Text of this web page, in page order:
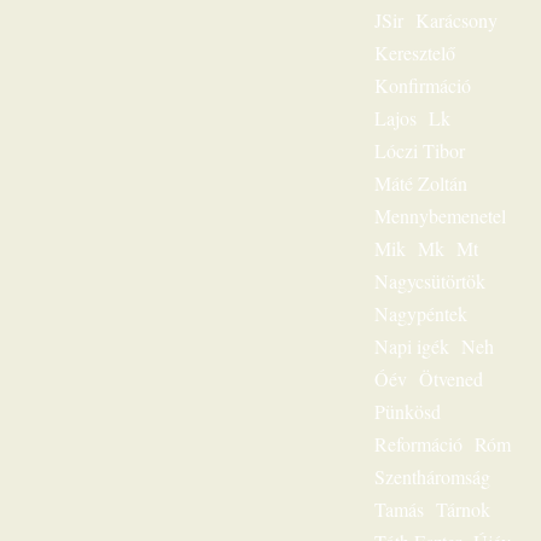
JSir Karácsony
Keresztelő
Konfirmáció
Lajos Lk
Lóczi Tibor
Máté Zoltán
Mennybemenetel
Mik
Mk
Mt
Nagycsütörtök
Nagypéntek
Napi igék
Neh
Óév Ötvened
Pünkösd
Reformáció Róm
Szentháromság
Tamás Tárnok